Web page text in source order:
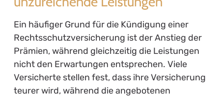
Ein häufiger Grund für die Kündigung einer
Rechtsschutzversicherung ist der Anstieg der
Prämien, während gleichzeitig die Leistungen
nicht den Erwartungen entsprechen. Viele
Versicherte stellen fest, dass ihre Versicherung
teurer wird, während die angebotenen